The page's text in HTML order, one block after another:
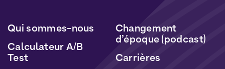
et deCookies
Qui sommes-nous
Calculateur A/B
Test
Changement
d’époque (podcast)
Carrières